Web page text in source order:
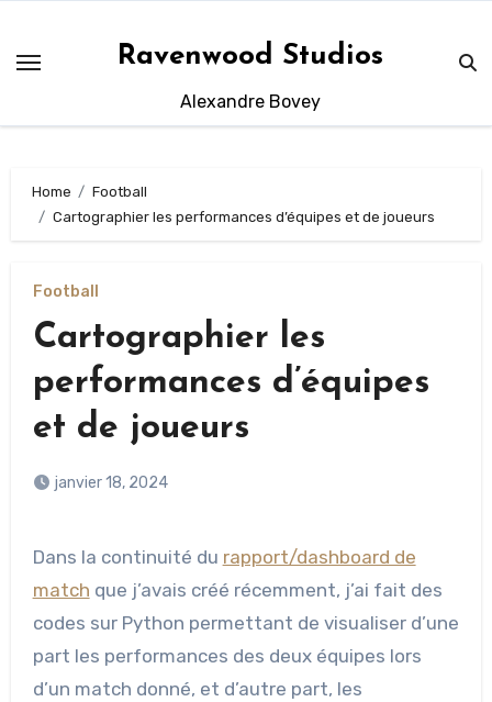
content
Ravenwood Studios
Alexandre Bovey
Home
Football
Cartographier les performances d’équipes et de joueurs
Football
Cartographier les
performances d’équipes
et de joueurs
janvier 18, 2024
Dans la continuité du rapport/dashboard de
match que j’avais créé récemment, j’ai fait des
codes sur Python permettant de visualiser d’une
part les performances des deux équipes lors
d’un match donné, et d’autre part, les